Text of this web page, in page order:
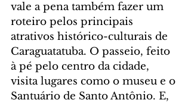
vale a pena também fazer um
roteiro pelos principais
atrativos histórico-culturais de
Caraguatatuba. O passeio, feito
à pé pelo centro da cidade,
visita lugares como o museu e o
Santuário de Santo Antônio. E,